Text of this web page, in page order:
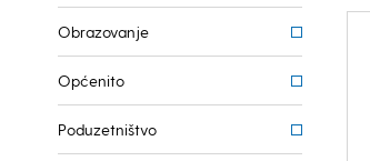
Obrazovanje
Općenito
Poduzetništvo